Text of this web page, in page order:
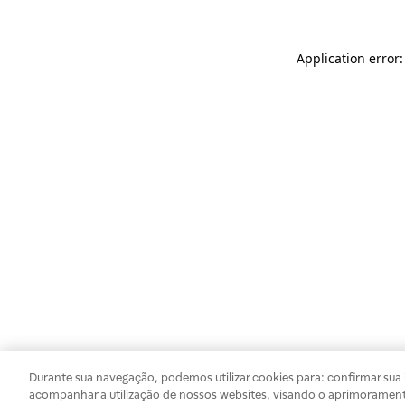
Application
Durante sua navegação, podemos utilizar cookies para: confirmar
acompanhar a utilização de nossos websites, visando o